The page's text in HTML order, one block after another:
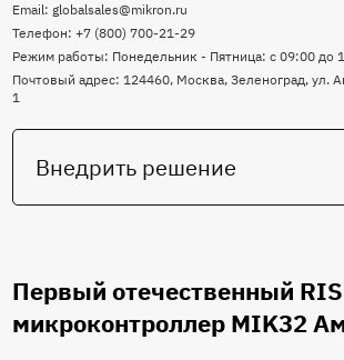
системы
мониторинга,
телеметрии,
умного
дома и
климатом,
Email: globalsales@mikron.ru
Телефон: +7 (800) 700-21-29
Режим работы: Понедельник - Пятница: с 09:00 до
Почтовый адрес: 124460, Москва, Зеленоград, ул.
1
Внедрить решение
Первый отечественный
микроконтроллер MIK32